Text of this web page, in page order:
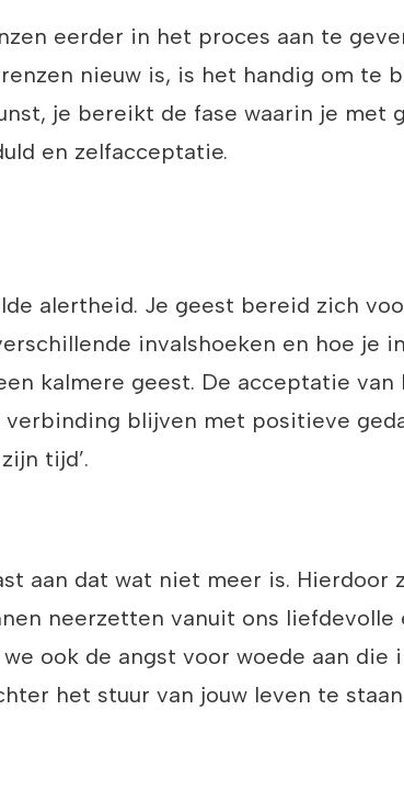
eerder in het proces aan te
nieuw is, is het handig om te
je bereikt de fase waarin je met
en zelfacceptatie.
alertheid. Je geest bereid zich
invalshoeken en hoe je
kalmere geest. De acceptatie
blijven met positieve
tijd’.
aan dat wat niet meer is.
neerzetten vanuit ons liefdevolle
ook de angst voor woede aan
het stuur van jouw leven te